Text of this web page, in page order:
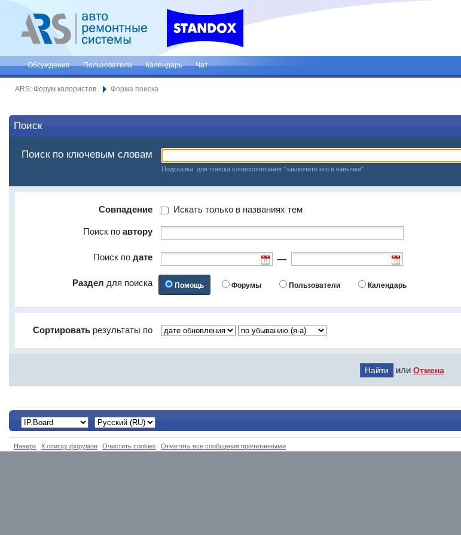
Обсуждения Пользователи Календарь Чат
ARS: Форум колористов Форма поиска
Поиск
Поиск по ключевым словам
Подсказка: для поиска словосочетания "заключите его в кавычки"
Совпадение Искать только в названиях тем
Поиск по автору
Поиск по дате —
Раздел для поиска Помощь Форумы Пользователи Календарь
Сортировать результаты по
или Отмена
Наверх К списку форумов Очистить cookies Отметить все сообщения прочитанными